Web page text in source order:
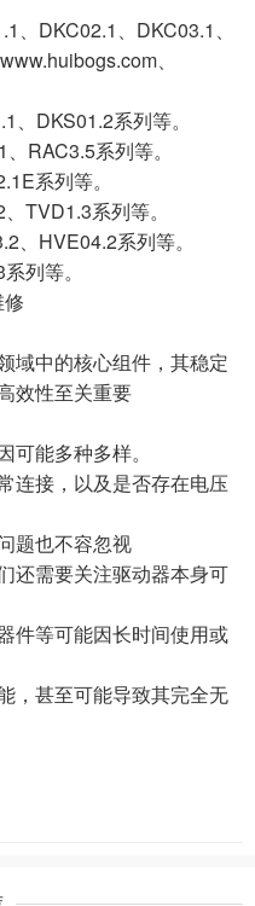
、DKC02.1、DKC03.1、
、
DKS01.2系列等。
RAC3.5系列等。
系列等。
TVD1.3系列等。
、HVE04.2系列等。
列等。
域中的核心组件，其稳定
效性至关重要
可能多种多样。
连接，以及是否存在电压
题也不容忽视
还需要关注驱动器本身可
件等可能因长时间使用或
，甚至可能导致其完全无